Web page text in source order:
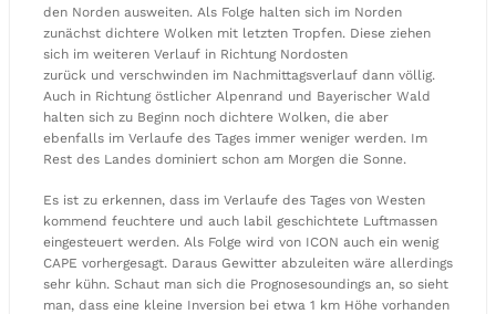
den Norden ausweiten. Als Folge halten sich im Norden
zunächst dichtere Wolken mit letzten Tropfen. Diese ziehen
sich im weiteren Verlauf in Richtung Nordosten
zurück und verschwinden im Nachmittagsverlauf dann völlig.
Auch in Richtung östlicher Alpenrand und Bayerischer Wald
halten sich zu Beginn noch dichtere Wolken, die aber
ebenfalls im Verlaufe des Tages immer weniger werden. Im
Rest des Landes dominiert schon am Morgen die Sonne.
Es ist zu erkennen, dass im Verlaufe des Tages von Westen
kommend feuchtere und auch labil geschichtete Luftmassen
eingesteuert werden. Als Folge wird von ICON auch ein wenig
CAPE vorhergesagt. Daraus Gewitter abzuleiten wäre allerdings
sehr kühn. Schaut man sich die Prognosesoundings an, so sieht
man, dass eine kleine Inversion bei etwa 1 km Höhe vorhanden